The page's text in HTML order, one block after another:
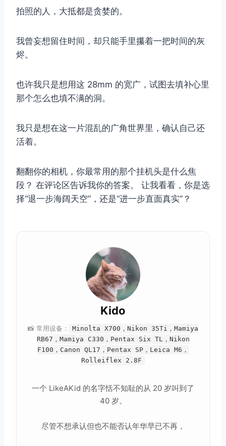
拍照的人，大抵都是贪婪的。
我曾妄想留住时间，却只能手里攥着一把时间的灰
烬。
也许我只是想用这 28mm 的宽广，试图去填补心里
那个怎么也填不满的洞。
我只是想在这一片混乱的广角世界里，确认自己还
活着。
翻翻你的相机，你最常用的那个挂机头是什么焦
段？ 在评论区告诉我你的答案。 让我看看，你是选
择“退一步海阔天空”，还是“进一步直面真实”？
Kido
📸 常用设备：
Minolta X700，Nikon 35Ti，Mamiya
RB67，Mamiya C330，Pentax Six TL，Nikon
F100，Canon QL17，Pentax SP，Leica M6，
Rolleiflex 2.8F
一个 LikeAKid 的名字恬不知耻的从 20 岁叫到了
40 岁。
尽管不想承认但也不能否认年华早已不再，